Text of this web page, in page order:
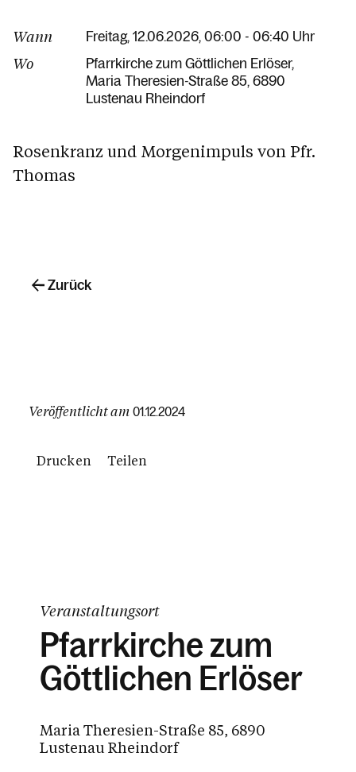
Wann Freitag, 12.06.2026, 06:00 - 06:40 Uhr
Wo
Pfarrkirche zum Göttlichen Erlöser
Maria Theresien-Straße 85 6890
Lustenau Rheindorf
Rosenkranz und Morgenimpuls von Pfr.
Thomas
Veröffentlicht am 01.12.2024
Drucken Teilen
Zurück
Veranstaltungsort
Pfarrkirche zum
Göttlichen Erlöser
Maria Theresien-Straße 85, 6890
Lustenau Rheindorf